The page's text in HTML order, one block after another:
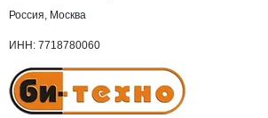
Россия, Москва
ИНН: 7718780060